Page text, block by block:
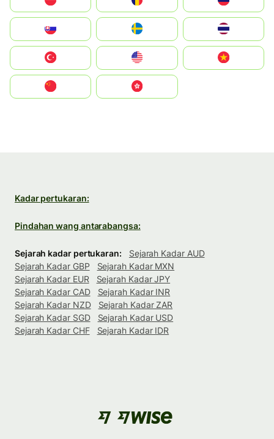
United States
中國香港特別行政區
Kadar pertukaran:
Pindahan wang antarabangsa:
Sejarah kadar pertukaran:
Sejarah Kadar AUD
Sejarah Kadar GBP
Sejarah Kadar MXN
Sejarah Kadar EUR
Sejarah Kadar JPY
Sejarah Kadar CAD
Sejarah Kadar INR
Sejarah Kadar NZD
Sejarah Kadar ZAR
Sejarah Kadar SGD
Sejarah Kadar USD
Sejarah Kadar CHF
Sejarah Kadar IDR